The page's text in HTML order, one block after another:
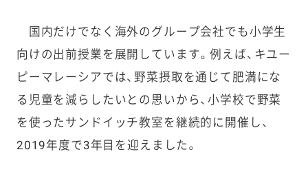
国内だけでなく海外のグループ会社でも小学生
向けの出前授業を展開しています。例えば、キユー
ピーマレーシアでは、野菜摂取を通じて肥満にな
る児童を減らしたいとの思いから、小学校で野菜
を使ったサンドイッチ教室を継続的に開催し、
2019年度で3年目を迎えました。